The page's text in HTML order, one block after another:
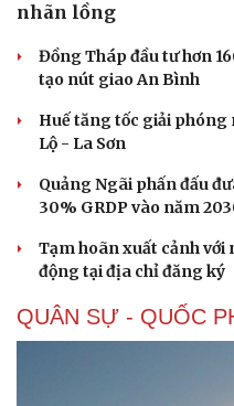
nhãn lồng
Đồng Tháp đầu tư hơn
tạo nút giao An Bình
Huế tăng tốc giải phóng
Lộ - La Sơn
Quảng Ngãi phấn đấu
30% GRDP vào năm
Tạm hoãn xuất cảnh với
động tại địa chỉ đăng ký
QUÂN SỰ - QUỐC